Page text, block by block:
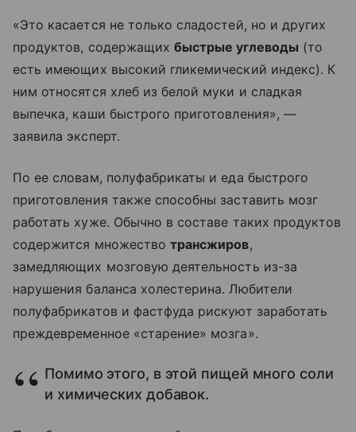
«Это касается не только сладостей, но и других
продуктов, содержащихбыстрые углеводы (то
есть имеющих высокий гликемический индекс). К
ним относятся хлеб из белой муки и сладкая
выпечка, каши быстрого приготовления», —
заявила эксперт.
По ее словам, полуфабрикаты и еда быстрого
приготовления также способны заставить мозг
работать хуже. Обычно в составе таких продуктов
содержится множествотрансжиров,
замедляющих мозговую деятельность из-за
нарушения баланса холестерина. Любители
полуфабрикатов и фастфуда рискуют заработать
преждевременное «старение» мозга».
Помимо этого, в этой пищей много соли
и химических добавок.